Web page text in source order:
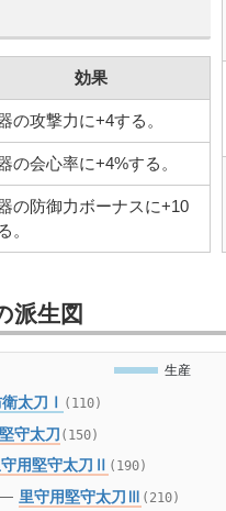
効果
の攻撃力に+4する。
の会心率に+4%する。
の防御力ボーナスに+10
。
派生図
生産
太刀Ⅰ (110)
守太刀 (150)
用堅守太刀Ⅱ (190)
里守用堅守太刀Ⅲ (210)